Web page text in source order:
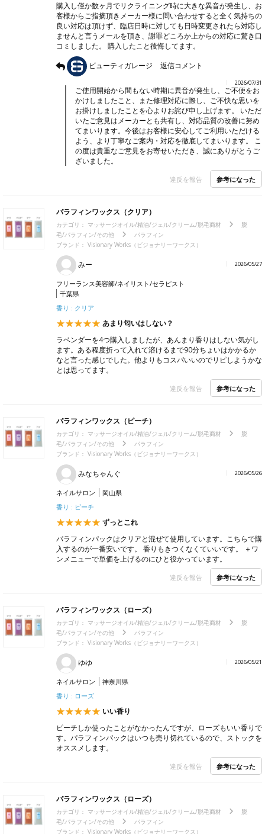
購入し僅か数ヶ月でリクライニング時に大きな異音が発生し、お
客様からご指摘頂きメーカー様に問い合わせすると全く気持ちの
良い対応は頂けず、臨店日時に対しても日時変更されたら対応し
ませんと言うメールを頂き、謝罪どころか上からの対応に驚き口
コミしました。 購入したこと後悔してます。
ビューティガレージ
返信コメント
2026/07/31
ご使用開始から間もない時期に異音が発生し、ご不便をお
かけしましたこと、また修理対応に際し、ご不快な思いを
お掛けしましたことを心よりお詫び申し上げます。 いただ
いたご意見はメーカーとも共有し、対応品質の改善に努め
てまいります。今後はお客様に安心してご利用いただける
よう、より丁寧なご案内・対応を徹底してまいります。 こ
の度は貴重なご意見をお寄せいただき、誠にありがとうご
ざいました。
違反を報告 参考になった
パラフィンワックス（クリア）
カテゴリ： マッサージオイル/精油/ジェル/クリーム/脱毛商材
脱
毛/パラフィン/その他
パラフィン
ブランド： Visionary Works（ビジョナリーワークス）
みー 2026/05/27
フリーランス美容師/ネイリスト/セラピスト
千葉県
香り : クリア
あまり匂いはしない？
ラベンダーを4つ購入しましたが、あんまり香りはしない気がし
ます。ある程度折って入れて溶けるまで90分ちょいはかかるか
なと言った感じでした。他よりもコスパいいのでリピしようかな
とは思ってます。
違反を報告 参考になった
パラフィンワックス（ピーチ）
カテゴリ： マッサージオイル/精油/ジェル/クリーム/脱毛商材
脱
毛/パラフィン/その他
パラフィン
ブランド： Visionary Works（ビジョナリーワークス）
みなちゃんぐ 2026/05/26
ネイルサロン
岡山県
香り : ピーチ
ずっとこれ
パラフィンパックはクリアと混ぜて使用しています。こちらで購
入するのが一番安いです。 香りもきつくなくていいです。 ＋ワ
ンメニューで単価を上げるのにひと役かっています。
違反を報告 参考になった
パラフィンワックス（ローズ）
カテゴリ： マッサージオイル/精油/ジェル/クリーム/脱毛商材
脱
毛/パラフィン/その他
パラフィン
ブランド： Visionary Works（ビジョナリーワークス）
ゆゆ 2026/05/21
ネイルサロン
神奈川県
香り : ローズ
いい香り
ピーチしか使ったことがなかったんですが、ローズもいい香りで
す。パラフィンパックはいつも売り切れているので、ストックを
オススメします。
違反を報告 参考になった
パラフィンワックス（ローズ）
カテゴリ： マッサージオイル/精油/ジェル/クリーム/脱毛商材
脱
毛/パラフィン/その他
パラフィン
ブランド： Visionary Works（ビジョナリーワークス）